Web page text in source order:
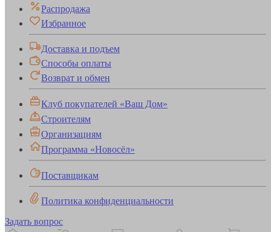
Распродажа
Избранное
Доставка и подъем
Способы оплаты
Возврат и обмен
Клуб покупателей «Ваш Дом»
Строителям
Организациям
Программа «Новосёл»
Поставщикам
Политика конфиденциальности
Задать вопрос